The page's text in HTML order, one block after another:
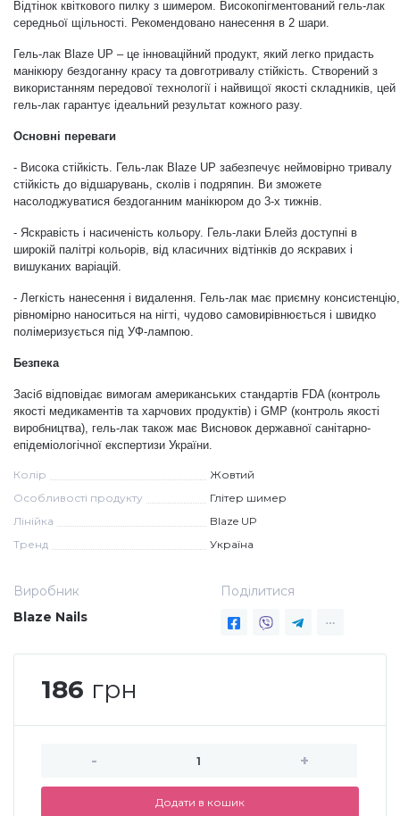
Дезінфекція та стерилізація
Декор для нігтів
Трикутники (каміфубукі)
Наклейки гнучкі лінії
Наліпки гнучкі лінії
Втирки
Бульонки
Блискітки (пісок для нігтів)
Меланж (цукровий ефект)
Каміфубукі (конфетті)
Слюда
Брокат
Фарби для розпису
Навчання
Відтінок квіткового пилку з шимером. Високопігментований гель-лак
середньої щільності. Рекомендовано нанесення в 2 шари.
Гель-лак Blaze UP – це інноваційний продукт, який легко придасть
манікюру бездоганну красу та довготривалу стійкість. Створений з
використанням передової технології і найвищої якості складників, цей
гель-лак гарантує ідеальний результат кожного разу.
Основні переваги
- Висока стійкість. Гель-лак Blaze UP забезпечує неймовірно тривалу
стійкість до відшарувань, сколів і подряпин. Ви зможете
насолоджуватися бездоганним манікюром до 3-х тижнів.
- Яскравість і насиченість кольору. Гель-лаки Блейз доступні в
широкій палітрі кольорів, від класичних відтінків до яскравих і
вишуканих варіацій.
- Легкість нанесення і видалення. Гель-лак має приємну консистенцію,
рівномірно наноситься на нігті, чудово самовирівнюється і швидко
полімеризується під УФ-лампою.
Безпека
Засіб відповідає вимогам американських стандартів FDA (контроль
якості медикаментів та харчових продуктів) і GMP (контроль якості
виробництва), гель-лак також має Висновок державної санітарно-
епідеміологічної експертизи України.
Колір
Жовтий
Особливості продукту
Глітер шимер
Лінійка
Blaze UP
Тренд
Україна
Виробник
Blaze Nails
Поділитися
186 грн
- +
Додати в кошик